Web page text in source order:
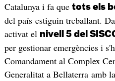
Catalunya i fa que tots els
del país estiguin treballant.
activat el nivell 5 del
per gestionar emergències i
Comandament al Complex
Generalitat a Bellaterra amb